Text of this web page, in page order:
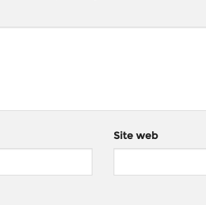
Site web